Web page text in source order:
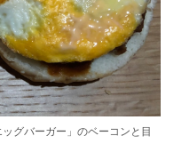
グバーガー」のベーコンと目